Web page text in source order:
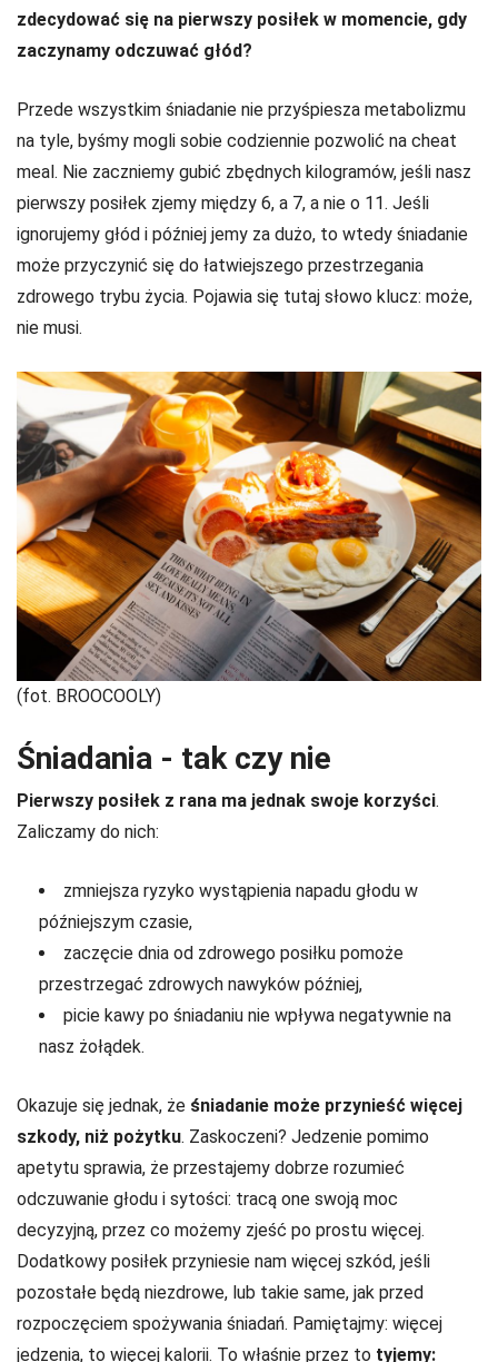
zdecydować się na pierwszy posiłek w momencie, gdy
zaczynamy odczuwać głód?
Przede wszystkim śniadanie nie przyśpiesza metabolizmu
na tyle, byśmy mogli sobie codziennie pozwolić na cheat
meal. Nie zaczniemy gubić zbędnych kilogramów, jeśli nasz
pierwszy posiłek zjemy między 6, a 7, a nie o 11. Jeśli
ignorujemy głód i później jemy za dużo, to wtedy śniadanie
może przyczynić się do łatwiejszego przestrzegania
zdrowego trybu życia. Pojawia się tutaj słowo klucz: może,
nie musi.
(fot. BROOCOOLY)
Śniadania - tak czy nie
Pierwszy posiłek z rana ma jednak swoje korzyści.
Zaliczamy do nich:
zmniejsza ryzyko wystąpienia napadu głodu w
późniejszym czasie,
zaczęcie dnia od zdrowego posiłku pomoże
przestrzegać zdrowych nawyków później,
picie kawy po śniadaniu nie wpływa negatywnie na
nasz żołądek.
Okazuje się jednak, że śniadanie może przynieść więcej
szkody, niż pożytku. Zaskoczeni? Jedzenie pomimo
apetytu sprawia, że przestajemy dobrze rozumieć
odczuwanie głodu i sytości: tracą one swoją moc
decyzyjną, przez co możemy zjeść po prostu więcej.
Dodatkowy posiłek przyniesie nam więcej szkód, jeśli
pozostałe będą niezdrowe, lub takie same, jak przed
rozpoczęciem spożywania śniadań. Pamiętajmy: więcej
jedzenia, to więcej kalorii. To właśnie przez to tyjemy: